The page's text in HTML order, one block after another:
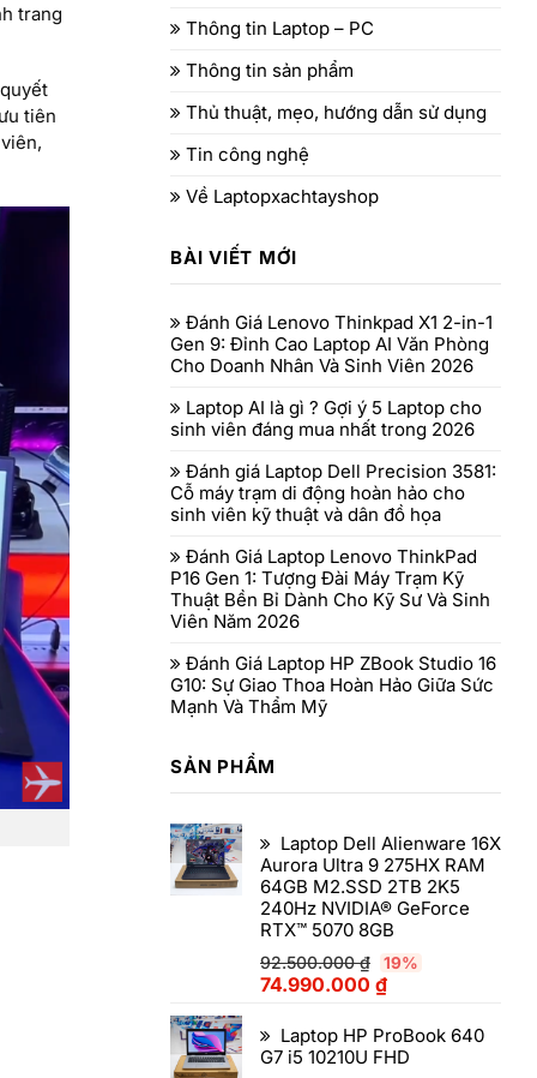
trang
tiên
Thông tin Laptop – PC
Thông tin sản phẩm
Thủ thuật, mẹo, hướng dẫn sử dụng
Tin công nghệ
Về Laptopxachtayshop
BÀI VIẾT MỚI
Đánh Giá Lenovo Thinkpad X1 2-in-1
Gen 9: Đỉnh Cao Laptop AI Văn Phòng
Cho Doanh Nhân Và Sinh Viên 2026
Laptop AI là gì ? Gợi ý 5 Laptop cho
sinh viên đáng mua nhất trong 2026
Đánh giá Laptop Dell Precision 3581:
Cỗ máy trạm di động hoàn hảo cho
sinh viên kỹ thuật và dân đồ họa
Đánh Giá Laptop Lenovo ThinkPad
P16 Gen 1: Tượng Đài Máy Trạm Kỹ
Thuật Bền Bỉ Dành Cho Kỹ Sư Và Sinh
Viên Năm 2026
Đánh Giá Laptop HP ZBook Studio 16
G10: Sự Giao Thoa Hoàn Hảo Giữa Sức
Mạnh Và Thẩm Mỹ
SẢN PHẨM
Laptop Dell Alienware 16X
Aurora Ultra 9 275HX RAM
64GB M2.SSD 2TB 2K5
240Hz NVIDIA® GeForce
RTX™ 5070 8GB
92.500.000₫ 19%
74.990.000 ₫
Laptop HP ProBook 640
G7 i5 10210U FHD